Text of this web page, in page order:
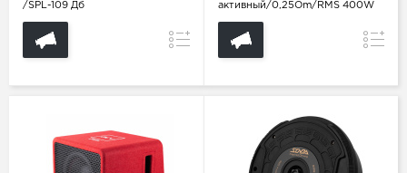
/SPL-109 Дб
Сравнение
активный/0,25Om/RMS 400W